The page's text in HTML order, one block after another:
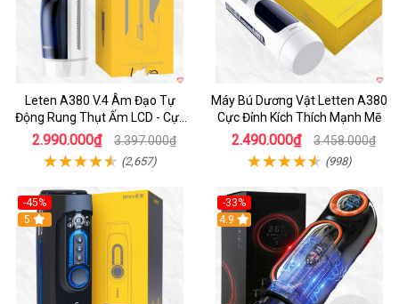
Leten A380 V.4 Âm Đạo Tự
Động Rung Thụt Ấm LCD - Cực
Phê
2.990.000₫ 3.397.000₫
(2,657)
Máy Bú Dương Vật Letten A380
Cực Đỉnh Kích Thích Mạnh Mẽ
2.490.000₫ 3.458.000₫
(998)
-45%
Hot
5
-33%
Hot
4.9